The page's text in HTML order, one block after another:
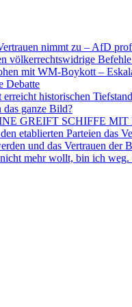
nimmt zu – AfD
völkerrechtswidrige
mit WM-Boykott –
Debatte
historischen Tiefstand
ganze Bild?
GREIFT SCHIFFE
etablierten Parteien das
und das Vertrauen der
mehr wollt, bin ich